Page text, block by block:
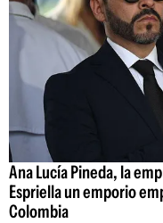
Ana Lucía Pineda, la
Espriella un emporio
Colombia